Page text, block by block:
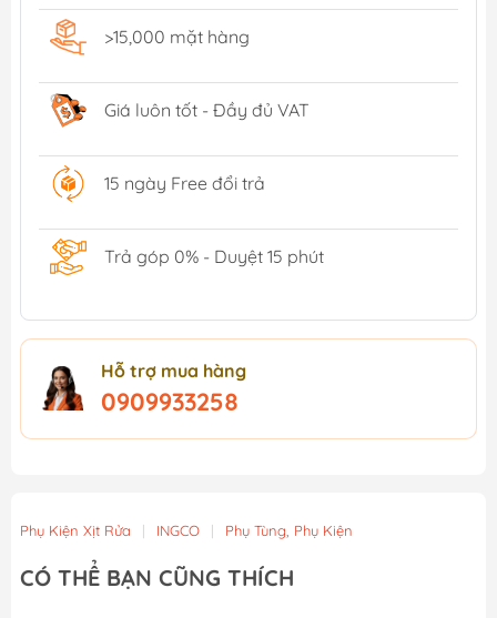
>15,000 mặt hàng
Giá luôn tốt - Đầy đủ VAT
15 ngày Free đổi trả
Trả góp 0% - Duyệt 15 phút
Hỗ trợ mua hàng
0909933258
Phụ Kiện Xịt Rửa | INGCO | Phụ Tùng, Phụ Kiện
CÓ THỂ BẠN CŨNG THÍCH